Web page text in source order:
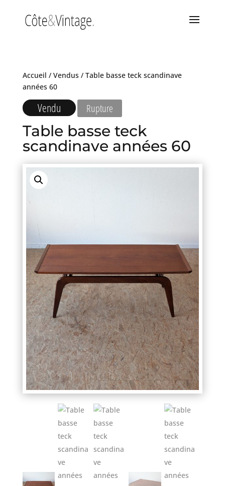
Accueil / Vendus/ Table basse teck scandinave
années 60
Vendu Rupture
Table basse teck
scandinave années 60